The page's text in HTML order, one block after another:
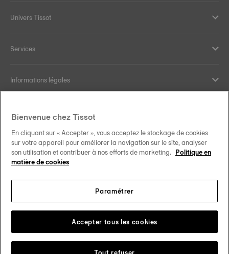
Univers Tissot
Services
Informations légales
Nos engagements
Suivez-nous sur les réseaux sociaux
Changer de pays Tissot Copyrights 2026
Bienvenue chez Tissot
En cliquant sur « Accepter », vous acceptez le stockage de cookies
sur votre appareil pour améliorer la navigation sur le site, analyser
son utilisation et contribuer à nos efforts de marketing. Politique en
matière de cookies
Paramétrer
Accepter tous les cookies